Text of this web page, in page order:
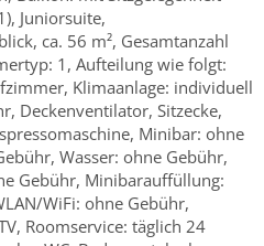
Juniorsuite,
ca. 56 m², Gesamtanzahl
1, Aufteilung wie folgt:
Klimaanlage: individuell
Deckenventilator, Sitzecke,
Minibar: ohne
Wasser: ohne Gebühr,
Gebühr, Minibarauffüllung:
WiFi: ohne Gebühr,
Roomservice: täglich 24